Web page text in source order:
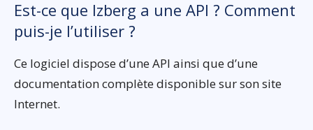
Est-ce que Izberg a une API ? Comment
puis-je l’utiliser ?
Ce logiciel dispose d’une API ainsi que d’une
documentation complète disponible sur son site
Internet.